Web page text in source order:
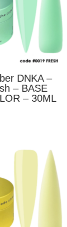
DNKA –
– BASE
– 30ML